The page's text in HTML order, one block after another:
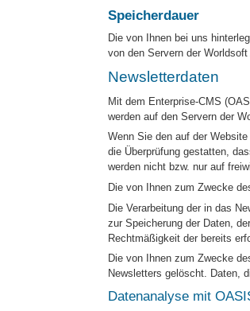
Speicherdauer
Die von Ihnen bei uns
von den Servern der
Newsletterdaten
Mit dem Enterprise-CMS
werden auf den Servern der
Wenn Sie den auf der
die Überprüfung gestatten,
werden nicht bzw. nur auf
Die von Ihnen zum Zwecke
Die Verarbeitung der in das
zur Speicherung der Daten,
Rechtmäßigkeit der bereits
Die von Ihnen zum Zwecke
Newsletters gelöscht. Daten,
Datenanalyse mit